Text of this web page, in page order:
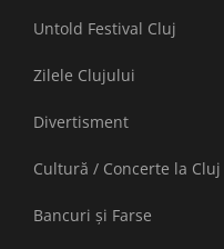
Untold Festival Cluj
Zilele Clujului
Divertisment
Cultură / Concerte la Cluj
Bancuri și Farse